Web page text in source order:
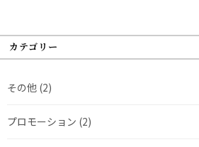
カテゴリー
その他 (2)
プロモーション (2)